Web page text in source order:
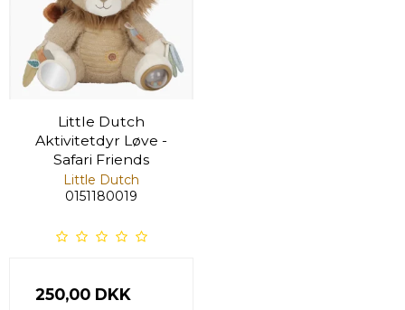
Little Dutch
Aktivitetdyr Løve -
Safari Friends
Little Dutch
0151180019
250,00 DKK